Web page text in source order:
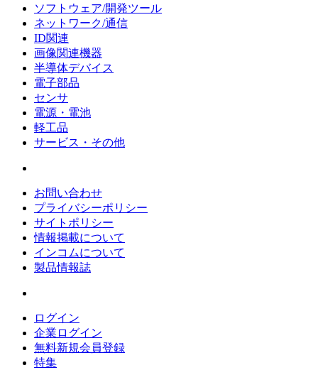
ソフトウェア/開発ツール
ネットワーク/通信
ID関連
画像関連機器
半導体デバイス
電子部品
センサ
電源・電池
軽工品
サービス・その他
お問い合わせ
プライバシーポリシー
サイトポリシー
情報掲載について
インコムについて
製品情報誌
ログイン
企業ログイン
無料新規会員登録
特集